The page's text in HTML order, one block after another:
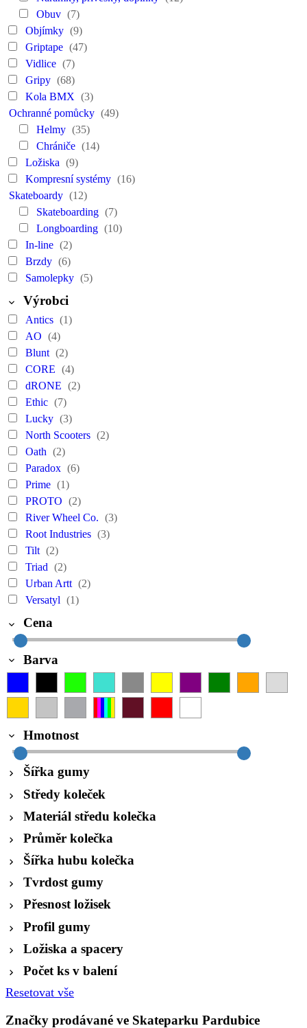
Obuv (7)
Objímky (9)
Griptape (47)
Vidlice (7)
Gripy (68)
Kola BMX (3)
Ochranné pomůcky (49)
Helmy (35)
Chrániče (14)
Ložiska (9)
Kompresní systémy (16)
Skateboardy (12)
Skateboarding (7)
Longboarding (10)
In-line (2)
Brzdy (6)
Samolepky (5)
Výrobci
Antics (1)
AO (4)
Blunt (2)
CORE (4)
dRONE (2)
Ethic (7)
Lucky (3)
North Scooters (2)
Oath (2)
Paradox (6)
Prime (1)
PROTO (2)
River Wheel Co. (3)
Root Industries (3)
Tilt (2)
Triad (2)
Urban Artt (2)
Versatyl (1)
Cena
Barva
Hmotnost
Šířka gumy
Středy koleček
Materiál středu kolečka
Průměr kolečka
Šířka hubu kolečka
Tvrdost gumy
Přesnost ložisek
Profil gumy
Ložiska a spacery
Počet ks v balení
Resetovat vše
Značky prodávané ve Skateparku Pardubice